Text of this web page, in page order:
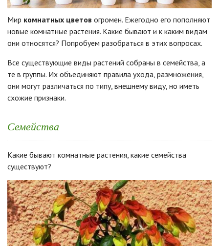
Мир комнатных цветов огромен. Ежегодно его пополняют
новые комнатные растения. Какие бывают и к каким видам
они относятся? Попробуем разобраться в этих вопросах.
Все существующие виды растений собраны в семейства, а
те в группы. Их объединяют правила ухода, размножения,
они могут различаться по типу, внешнему виду, но иметь
схожие признаки.
Семейства
Какие бывают комнатные растения, какие семейства
существуют?